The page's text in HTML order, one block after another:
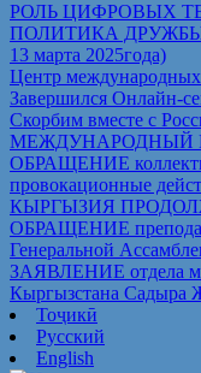
РОЛЬ ЦИФРОВЫХ
ПОЛИТИКА ДРУЖБЫ И
13 марта 2025года)
Центр
Завершился Онлайн-
Скорбим вместе с
МЕЖДУНАРОДНЫЙ
ОБРАЩЕНИЕ
провокационные
КЫРГЫЗИЯ
ОБРАЩЕНИЕ
Генеральной
ЗАЯВЛЕНИЕ отдела
Кыргызстана Садыра
Тоҷикӣ
Русский
English